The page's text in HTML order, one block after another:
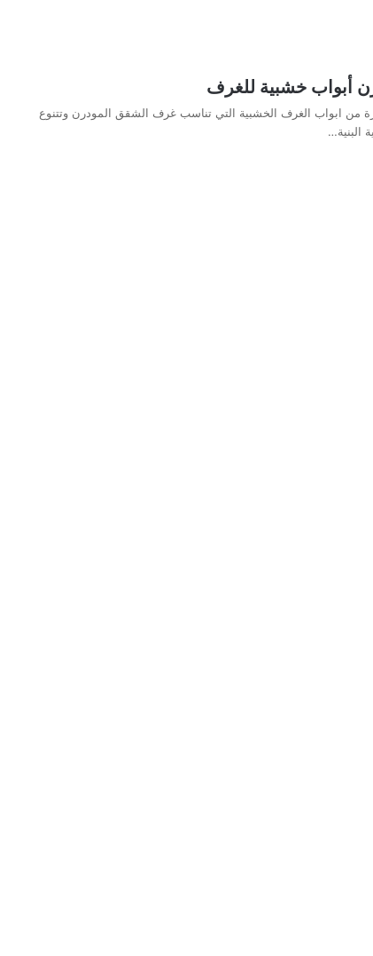
أبواب خشبية للغرف
من ابواب الغرف الخشبية التي تناسب غرف الشقق المودرن وتتنوع
البنية…